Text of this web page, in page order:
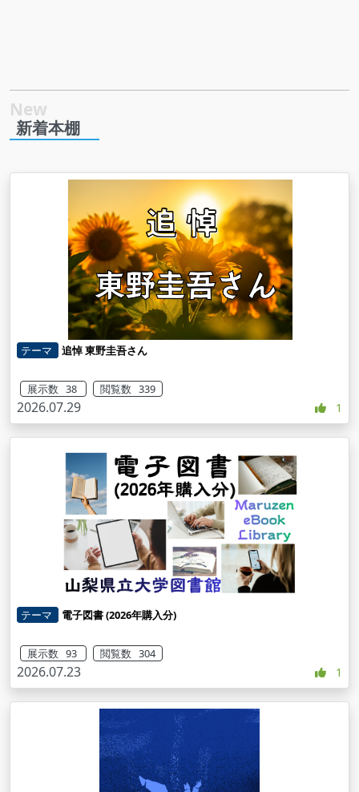
新着本棚
テーマ 追悼 東野圭吾さん
展示数 38 閲覧数 339
2026.07.29 1
テーマ 電子図書 (2026年購入分)
展示数 93 閲覧数 304
2026.07.23 1